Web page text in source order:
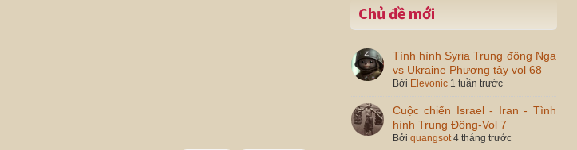
Chủ đề mới
Tình hình Syria Trung đông Nga
vs Ukraine Phương tây vol 68
Bởi Elevonic 1 tuần trước
Cuộc chiến Israel - Iran - Tình
hình Trung Đông-Vol 7
Bởi quangsot 4 tháng trước